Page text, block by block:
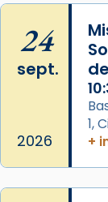
Foto
View on Facebook
24
sept.
2026
1,
+